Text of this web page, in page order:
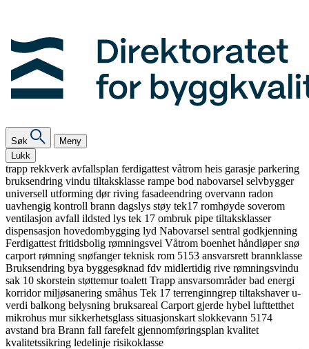
Søk
Meny
Lukk
trapp rekkverk avfallsplan ferdigattest våtrom heis garasje parkering
bruksendring vindu tiltaksklasse rampe bod nabovarsel selvbygger
universell utforming dørriving fasadeendring overvann radon
uavhengig kontroll brann dagslys støy tek17 romhøyde soverom
ventilasjon avfall ildsted lys tek 17 ombruk pipe tiltaksklasser
dispensasjon hovedombygging lyd Nabovarsel sentral godkjenning
Ferdigattest fritidsbolig rømningsvei Våtrom boenhet håndløpersnø
carport rømning snøfangerteknisk rom 5153 ansvarsrett brannklasse
Bruksendring bya byggesøknad fdv midlertidig rive rømningsvindu
sak 10 skorstein støttemurtoalett Trapp ansvarsområderbad energi
korridormiljøsanering småhus Tek 17 terrenginngrep tiltakshaveru-
verdi balkong belysning bruksareal Carport gjerde hybel lufttetthet
mikrohus mursikkerhetsglass situasjonskart slokkevann 5174
avstand bra Brann fall farefelt gjennomføringsplan kvalitet
kvalitetssikring ledelinje risikoklasse